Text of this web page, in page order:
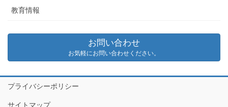
教育情報
お問い合わせ
お気軽にお問い合わせください。
プライバシーポリシー
サイトマップ